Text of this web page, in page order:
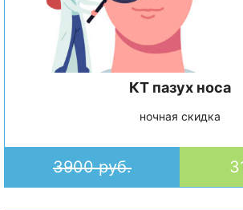
КТ пазух носа
ночная скидка
3900 руб.